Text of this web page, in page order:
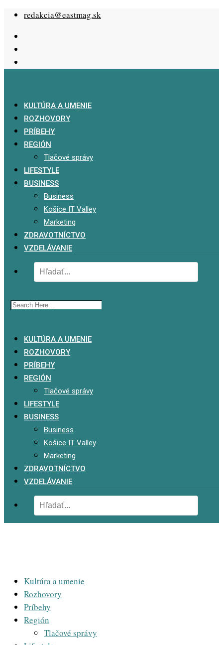
Skip
content
redakcia@eastmag.sk
KULTÚRA A UMENIE
ROZHOVORY
PRÍBEHY
REGIÓN
Tlačové správy
LIFESTYLE
BUSINESS
Business
Košice IT Valley
Marketing
ZDRAVOTNÍCTVO
VZDELÁVANIE
KULTÚRA A UMENIE
ROZHOVORY
PRÍBEHY
REGIÓN
Tlačové správy
LIFESTYLE
BUSINESS
Business
Košice IT Valley
Marketing
ZDRAVOTNÍCTVO
VZDELÁVANIE
Kultúra a umenie
Rozhovory
Príbehy
Región
Tlačové správy